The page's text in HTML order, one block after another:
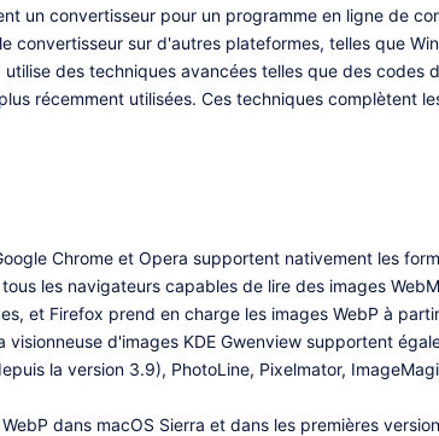
un convertisseur pour un programme en ligne de
convertisseur sur d'autres plateformes, telles que
utilise des techniques avancées telles que des
récemment utilisées. Ces techniques
Chrome et Opera supportent nativement les
les navigateurs capables de lire des images
et Firefox prend en charge les images WebP à
visionneuse d'images KDE Gwenview supportent
la version 3.9), PhotoLine, Pixelmator,
dans macOS Sierra et dans les premières